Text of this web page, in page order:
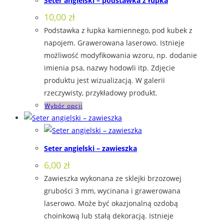
wariantów.
można
wybrać
na
stronie
produktu
10,00 zł
Podstawka z łupka kamiennego, pod kubek z
napojem. Grawerowana laserowo. Istnieje
możliwość modyfikowania wzoru, np. dodanie
imienia psa, nazwy hodowli itp. Zdjęcie
produktu jest wizualizacją. W galerii
rzeczywisty, przykładowy produkt.
Wybór opcji
produkt
ma
wariantów.
można
wybrać
na
stronie
Seter angielski – zawieszka
6,00 zł
Zawieszka wykonana ze sklejki brzozowej
grubości 3 mm, wycinana i grawerowana
laserowo. Może być okazjonalną ozdobą
choinkową lub stałą dekoracją. Istnieje